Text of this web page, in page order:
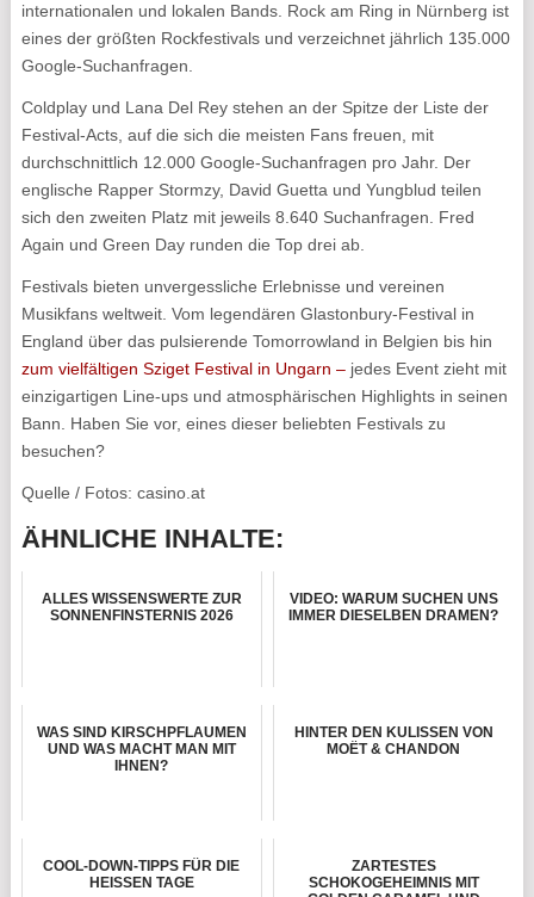
internationalen und lokalen Bands. Rock am Ring in Nürnberg ist
eines der größten Rockfestivals und verzeichnet jährlich 135.000
Google-Suchanfragen.
Coldplay und Lana Del Rey stehen an der Spitze der Liste der
Festival-Acts, auf die sich die meisten Fans freuen, mit
durchschnittlich 12.000 Google-Suchanfragen pro Jahr. Der
englische Rapper Stormzy, David Guetta und Yungblud teilen
sich den zweiten Platz mit jeweils 8.640 Suchanfragen. Fred
Again und Green Day runden die Top drei ab.
Festivals bieten unvergessliche Erlebnisse und vereinen
Musikfans weltweit. Vom legendären Glastonbury-Festival in
England über das pulsierende Tomorrowland in Belgien bis hin
zum vielfältigen Sziget Festival in Ungarn –jedes Event zieht mit
einzigartigen Line-ups und atmosphärischen Highlights in seinen
Bann. Haben Sie vor, eines dieser beliebten Festivals zu
besuchen?
Quelle / Fotos: casino.at
ÄHNLICHE INHALTE:
ALLES WISSENSWERTE ZUR
SONNENFINSTERNIS 2026
VIDEO: WARUM SUCHEN UNS
IMMER DIESELBEN DRAMEN?
WAS SIND KIRSCHPFLAUMEN
UND WAS MACHT MAN MIT
IHNEN?
HINTER DEN KULISSEN VON
MOËT & CHANDON
COOL-DOWN-TIPPS FÜR DIE
HEISSEN TAGE
ZARTESTES
SCHOKOGEHEIMNIS MIT